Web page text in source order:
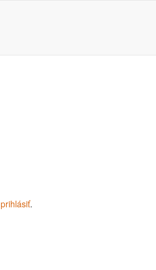
prihlásiť.